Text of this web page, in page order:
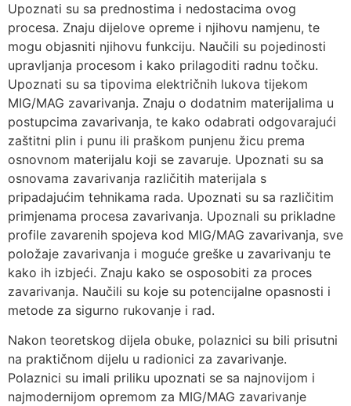
Upoznati su sa prednostima i nedostacima ovog
procesa. Znaju dijelove opreme i njihovu namjenu, te
mogu objasniti njihovu funkciju. Naučili su pojedinosti
upravljanja procesom i kako prilagoditi radnu točku.
Upoznati su sa tipovima električnih lukova tijekom
MIG/MAG zavarivanja. Znaju o dodatnim materijalima u
postupcima zavarivanja, te kako odabrati odgovarajući
zaštitni plin i punu ili praškom punjenu žicu prema
osnovnom materijalu koji se zavaruje. Upoznati su sa
osnovama zavarivanja različitih materijala s
pripadajućim tehnikama rada. Upoznati su sa različitim
primjenama procesa zavarivanja. Upoznali su prikladne
profile zavarenih spojeva kod MIG/MAG zavarivanja, sve
položaje zavarivanja i moguće greške u zavarivanju te
kako ih izbjeći. Znaju kako se osposobiti za proces
zavarivanja. Naučili su koje su potencijalne opasnosti i
metode za sigurno rukovanje i rad.
Nakon teoretskog dijela obuke, polaznici su bili prisutni
na praktičnom dijelu u radionici za zavarivanje.
Polaznici su imali priliku upoznati se sa najnovijom i
najmodernijom opremom za MIG/MAG zavarivanje